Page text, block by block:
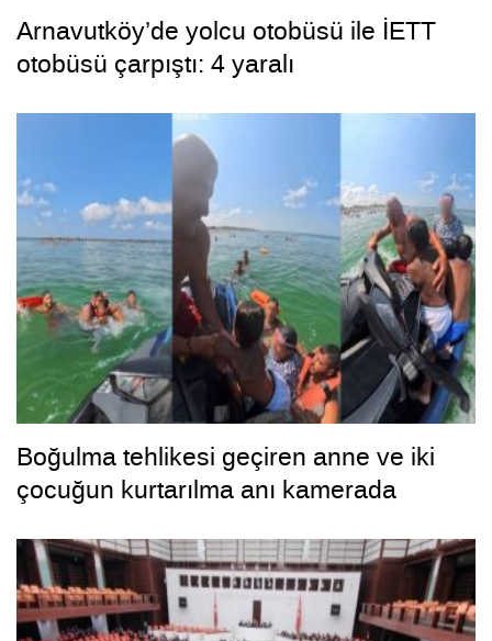
Arnavutköy’de yolcu otobüsü ile İETT
otobüsü çarpıştı: 4 yaralı
Boğulma tehlikesi geçiren anne ve iki
çocuğun kurtarılma anı kamerada